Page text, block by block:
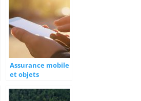
Assurance mobile
et objets
vraiment utile ?